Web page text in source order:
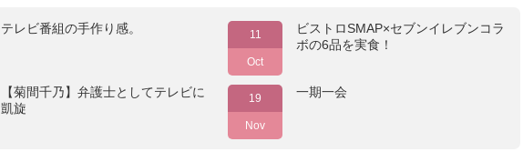
テレビ番組の手作り感。 11
Oct
ビストロSMAP×セブンイレブンコラ
ボの6品を実食！
【菊間千乃】弁護士としてテレビに
凱旋
19
Nov
一期一会